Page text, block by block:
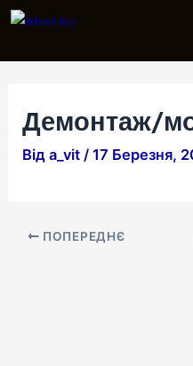
Перейти
вмісту
Демонтаж/
Відa_vit/17 Березня,
Навігація
запису
ПОПЕРЕДНЄ